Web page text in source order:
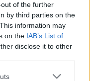
of the further
by third parties on the
information may
on the IAB’s List of
disclose it to other